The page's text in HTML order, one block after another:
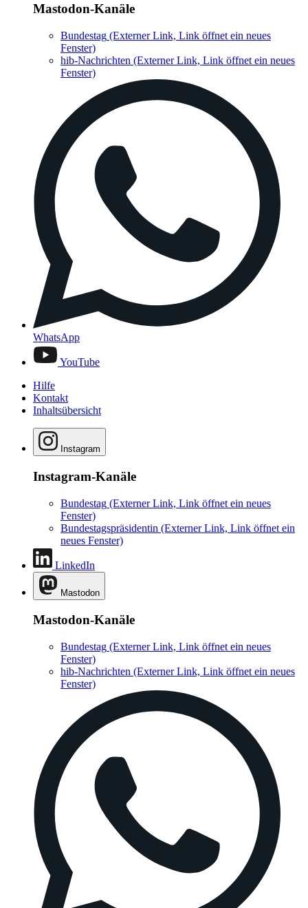
Mastodon-Kanäle
Bundestag (Externer Link, Link öffnet ein neues
Fenster)
hib-Nachrichten (Externer Link, Link öffnet ein neues
Fenster)
WhatsApp
YouTube
Hilfe
Kontakt
Inhaltsübersicht
Instagram
Instagram-Kanäle
Bundestag (Externer Link, Link öffnet ein neues
Fenster)
Bundestagspräsidentin (Externer Link, Link öffnet ein
neues Fenster)
LinkedIn
Mastodon
Mastodon-Kanäle
Bundestag (Externer Link, Link öffnet ein neues
Fenster)
hib-Nachrichten (Externer Link, Link öffnet ein neues
Fenster)